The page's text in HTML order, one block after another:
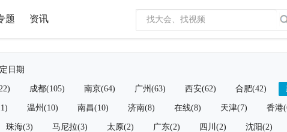
题 资讯
日期
成都(105) 南京(64) 广州(63) 西安(62) 合肥(42)
温州(10) 南昌(10) 济南(8) 在线(8) 天津(7) 香港
珠海(3) 马尼拉(3) 太原(2) 广东(2) 四川(2) 沈阳(2)